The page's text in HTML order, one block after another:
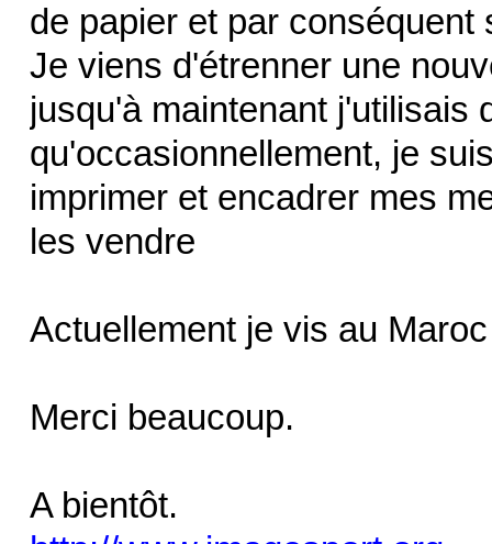
de papier et par conséquent
Je viens d'étrenner une
jusqu'à maintenant j'utilisais
qu'occasionnellement, je
imprimer et encadrer mes
les vendre
Actuellement je vis au
Merci beaucoup.
A bientôt.